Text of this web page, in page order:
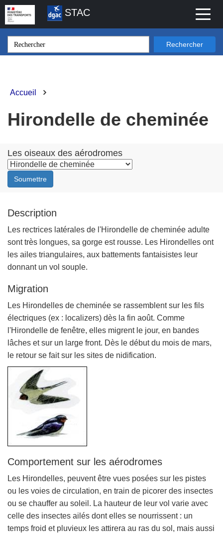
Aller
au
contenu
principal
Toggle
STAC
Rechercher
d'Ariane
Accueil
Hirondelle de cheminée
Les oiseaux des aérodromes
Soumettre
Description
Les rectrices latérales de l'Hirondelle de cheminée adulte
sont très longues, sa gorge est rousse. Les Hirondelles ont
les ailes triangulaires, aux battements fantaisistes leur
donnant un vol souple.
Migration
Les Hirondelles de cheminée se rassemblent sur les fils
électriques (ex : localizers) dès la fin août. Comme
l'Hirondelle de fenêtre, elles migrent le jour, en bandes
lâches et sur un large front. Dès le début du mois de mars,
le retour se fait sur les sites de nidification.
Comportement sur les aérodromes
Les Hirondelles, peuvent être vues posées sur les pistes
ou les voies de circulation, en train de picorer des insectes
ou se chauffer au soleil. La hauteur de leur vol varie avec
celle des insectes ailés dont elles se nourrissent : un
temps froid et pluvieux les attirera au ras du sol, mais aussi